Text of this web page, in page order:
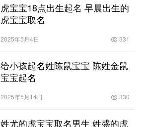
虎宝宝18点出生起名 早晨出生的
虎宝宝取名
2025年5月4日 331
给小孩起名姓陈鼠宝宝 陈姓金鼠
宝宝起名
2025年5月14日 330
姓尤的虎宝宝取名男生 姓盛的虎